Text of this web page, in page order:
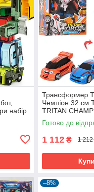
набір
Трансформер
Чемпіон 32 см
TRITAN
Готово до
1 112 ₴ 1 212
–8%